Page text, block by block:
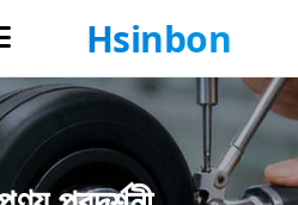
হোম
আমাদের সম্পর্কে